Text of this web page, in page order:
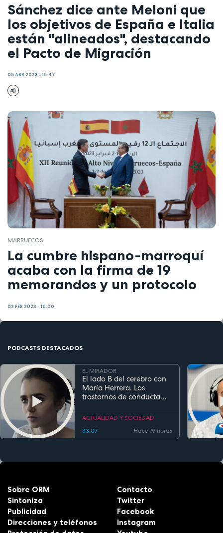
Sánchez dice ante Meloni que
los objetivos de España e Italia
están "alineados", destacando
el Pacto de Migración
05 ABR 2023 - 15:47
MARRUECOS
La cumbre hispano-marroquí
acaba con la firma de 19
memorandos y un protocolo
02 FEB 2023 - 16:00
PODCASTS DESTACADOS
EL MIRADOR
El lado B del cerebro con
María Herrera. Los
trastornos de conducta
ACTUALIDAD Y SOCIEDAD
33:07
Hace 19 horas
Sobre ORM
Sintoniza
Publicidad
Direcciones y teléfonos
Contacto
Twitter
Facebook
Instagram